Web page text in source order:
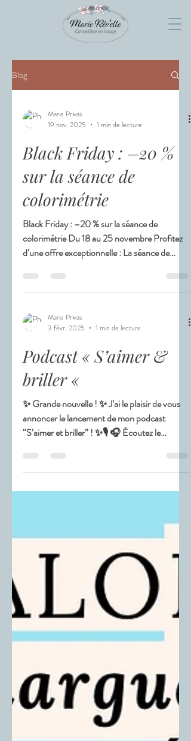
Blog
Marie Privas
19 nov. 2025
1 min de lecture
Black Friday : –20 %
sur la séance de
colorimétrie
Black Friday : –20 % sur la séance de
colorimétrie Du 18 au 25 novembre Profitez
d’une offre exceptionnelle : La séance de
colorimétrie permet d’identifier les couleurs
qui mettent en valeur votre teint, vos yeux et
vos cheveux. Une approche précise et
personnalisée pour : • illuminer votre visage, •
choix vestimentaires, • aligner votre image
avec votre personnalité. C’est le moment idéal
pour
Marie Privas
3 févr. 2025
1 min de lecture
Podcast « S’aimer &
briller «
✨ Grande nouvelle ! ✨ J’ai le plaisir de vous
annoncer le lancement de mon podcast
“S’aimer et briller” ! ✨🎙 🎧 Écoutez le